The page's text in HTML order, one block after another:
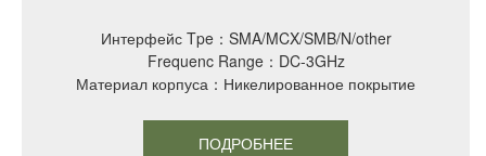
Интерфейс Tpe：SMA/MCX/SMB/N/other
Frequenc Range：DC-3GHz
Материал корпуса：Никелированное покрытие
ПОДРОБНЕЕ